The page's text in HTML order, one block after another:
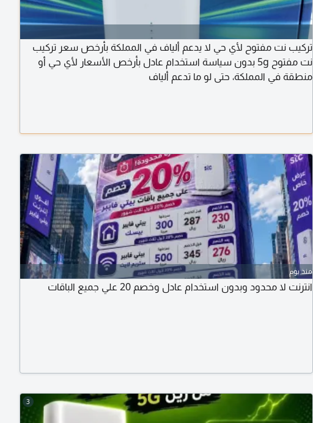
تركيب نت مفتوح لأي حي لا يدعم ألياف في المملكة بأرخص سعر تركيب
نت مفتوح 5g بدون سياسة استخدام عادل بأرخص الأسعار لأي حي أو
منطقة في المملكة، حتى لو ما تدعم ألياف
منذ يوم
انترنت لا محدود وبدون استخدام عادل وخصم 20 علي جميع الباقات
3